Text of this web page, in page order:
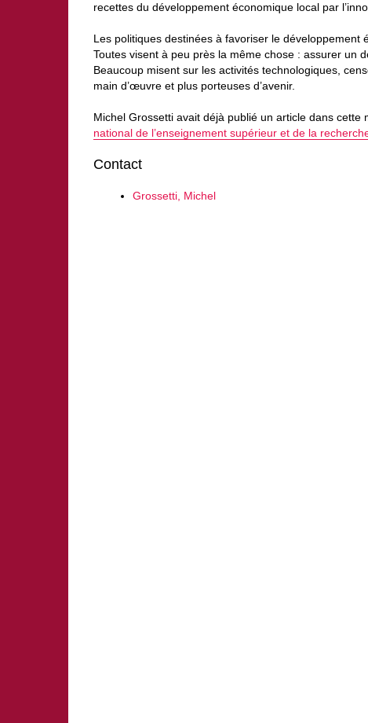
recettes du développement économique local par
Les politiques destinées à favoriser le
Toutes visent à peu près la même chose : assurer un
Beaucoup misent sur les activités technologiques,
main d’œuvre et plus porteuses d’avenir.
Michel Grossetti avait déjà publié un article dans cette
national de l’enseignement supérieur et de la
Contact
Grossetti, Michel